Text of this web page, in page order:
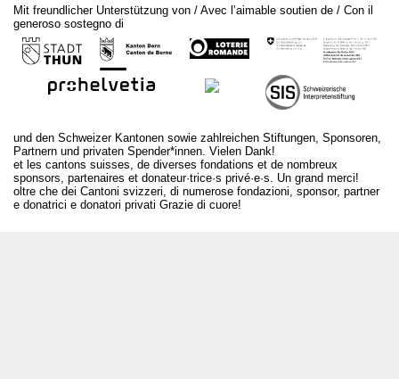
Mit freundlicher Unterstützung von / Avec l’aimable soutien de / Con il
generoso sostegno di
und den Schweizer Kantonen sowie zahlreichen Stiftungen, Sponsoren,
Partnern und privaten Spender*innen. Vielen Dank!
et les cantons suisses, de diverses fondations et de nombreux
sponsors, partenaires et donateur·trice·s privé·e·s. Un grand merci!
oltre che dei Cantoni svizzeri, di numerose fondazioni, sponsor, partner
e donatrici e donatori privati Grazie di cuore!